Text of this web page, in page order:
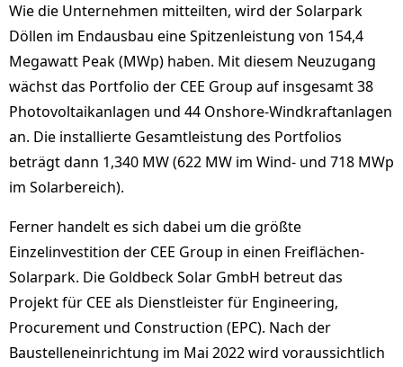
Wie die Unternehmen mitteilten, wird der Solarpark
Döllen im Endausbau eine Spitzenleistung von 154,4
Megawatt Peak (MWp) haben. Mit diesem Neuzugang
wächst das Portfolio der CEE Group auf insgesamt 38
Photovoltaikanlagen und 44 Onshore-Windkraftanlagen
an. Die installierte Gesamtleistung des Portfolios
beträgt dann 1,340 MW (622 MW im Wind- und 718 MWp
im Solarbereich).
Ferner handelt es sich dabei um die größte
Einzelinvestition der CEE Group in einen Freiflächen-
Solarpark. Die Goldbeck Solar GmbH betreut das
Projekt für CEE als Dienstleister für Engineering,
Procurement und Construction (EPC). Nach der
Baustelleneinrichtung im Mai 2022 wird voraussichtlich